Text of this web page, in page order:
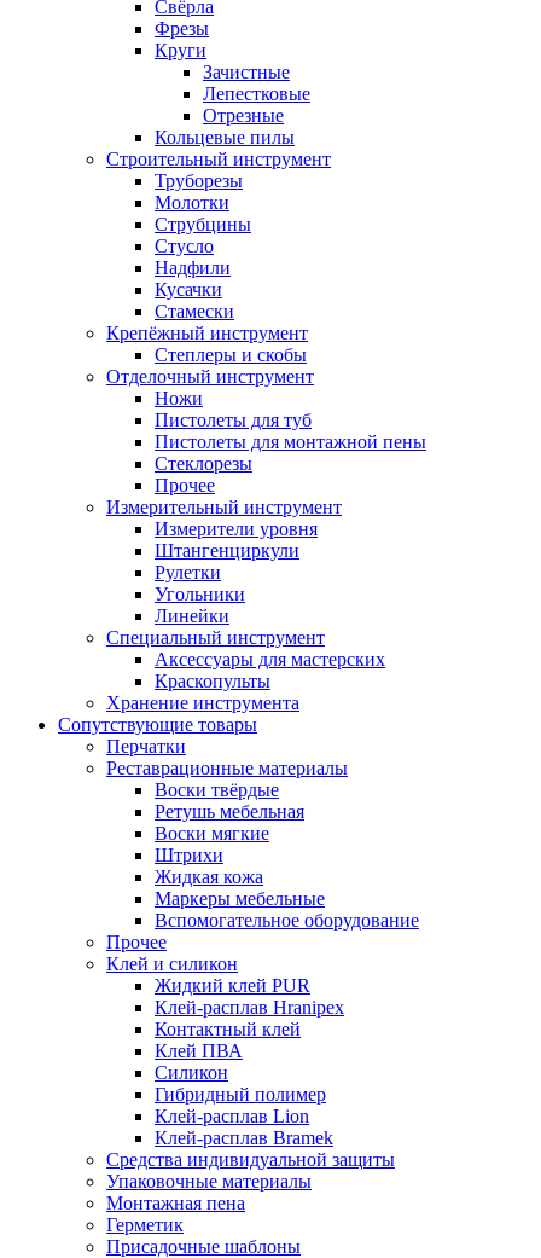
Свёрла
Фрезы
Круги
Зачистные
Лепестковые
Отрезные
Кольцевые пилы
Строительный инструмент
Труборезы
Молотки
Струбцины
Стусло
Надфили
Кусачки
Стамески
Крепёжный инструмент
Степлеры и скобы
Отделочный инструмент
Ножи
Пистолеты для туб
Пистолеты для монтажной пены
Стеклорезы
Прочее
Измерительный инструмент
Измерители уровня
Штангенциркули
Рулетки
Угольники
Линейки
Специальный инструмент
Аксессуары для мастерских
Краскопульты
Хранение инструмента
Сопутствующие товары
Перчатки
Реставрационные материалы
Воски твёрдые
Ретушь мебельная
Воски мягкие
Штрихи
Жидкая кожа
Маркеры мебельные
Вспомогательное оборудование
Прочее
Клей и силикон
Жидкий клей PUR
Клей-расплав Hranipex
Контактный клей
Клей ПВА
Силикон
Гибридный полимер
Клей-расплав Lion
Клей-расплав Bramek
Средства индивидуальной защиты
Упаковочные материалы
Монтажная пена
Герметик
Присадочные шаблоны